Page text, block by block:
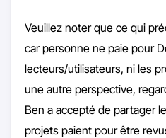
Veuillez noter que ce qui
car personne ne paie pour
lecteurs/utilisateurs, ni les
une autre perspective,
Ben a accepté de partager
projets paient pour être